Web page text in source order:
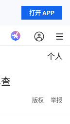
打开 APP
个人
版权 举报